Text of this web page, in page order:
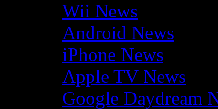
Wii News
Android News
iPhone News
Apple TV News
Google Daydream